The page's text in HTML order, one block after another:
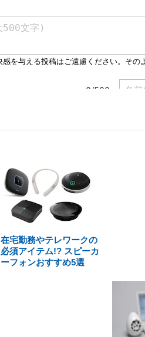
在宅勤務やテレワークの
必須アイテム!? スピーカ
ーフォンおすすめ5選